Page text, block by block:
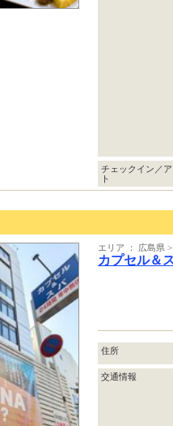
チェックイン／
ト
エリア ： 広島県
カプセル＆
住所
交通情報